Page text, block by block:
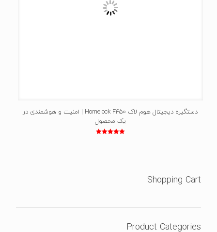
دستگیره دیجیتال هوم لاک Homelock F450 | امنیت و هوشمندی در
یک محصول
Shopping Cart
Product Categories